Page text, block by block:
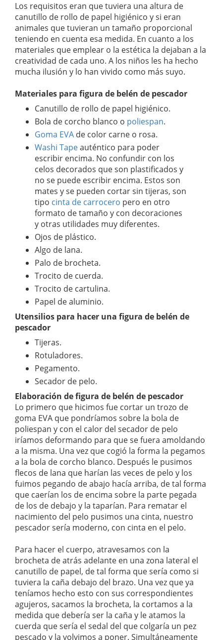
Los requisitos eran que tuviera una altura de
canutillo de rollo de papel higiénico y si eran
animales que tuvieran un tamaño proporcional
teniendo en cuenta esa medida. En cuanto a los
materiales que emplear o la estética la dejaban a la
creatividad de cada uno. A los niños les ha hecho
mucha ilusión y lo han vivido como más suyo.
Materiales para figura de belén de pescador
Canutillo de rollo de papel higiénico.
Bola de corcho blanco o poliespan.
Goma EVA de color carne o rosa.
Washi Tapeauténtico para poder
escribir encima. No confundir con los
celos decorados que son plastificados y
no se puede escribir encima. Estos son
mates y se pueden cortar sin tijeras, son
tipo cinta de carrocero pero en otro
formato de tamaño y con decoraciones
y otras utilidades muy diferentes.
Ojos de plástico.
Algo de lana.
Palo de brocheta.
Trocito de cuerda.
Trocito de cartulina.
Papel de aluminio.
Utensilios para hacer una figura de belén de
pescador
Tijeras.
Rotuladores.
Pegamento.
Secador de pelo.
Elaboración de figura de belén de pescador
Lo primero que hicimos fue cortar un trozo de
goma EVA que pondríamos sobre la bola de
poliespan y con el calor del secador de pelo
iríamos deformando para que se fuera amoldando
a la misma. Una vez que cogió la forma la pegamos
a la bola de corcho blanco. Después le pusimos
flecos de lana que harían las veces de pelo y los
fuimos pegando de abajo hacía arriba, de tal forma
que caerían los de encima sobre la parte pegada
de los de debajo y la taparían. Para rematar el
nacimiento del pelo pusimos una cinta, nuestro
pescador sería moderno, con cinta en el pelo.
Para hacer el cuerpo, atravesamos con la
brocheta de atrás adelante en una zona lateral el
canutillo de papel, de tal forma que sería como si
tuviera la caña debajo del brazo. Una vez que ya
teníamos hecho esto con sus correspondientes
agujeros, sacamos la brocheta, la cortamos a la
medida que debería ser la caña y le atamos la
cuerda que sería el sedal del que colgaría un pez
pescado y la volvimos a poner. Simultáneamente